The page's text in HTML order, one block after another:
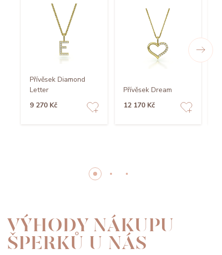
Přívěsek Diamond
Letter
9 270 Kč
Přívěsek Dream
12 170 Kč
VÝHODY NÁKUPU
ŠPERKŮ U NÁS